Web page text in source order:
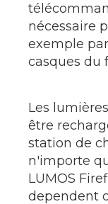
nécessaire
exemple
casques du
Les
être
station de
n'importe
LUMOS
dependent